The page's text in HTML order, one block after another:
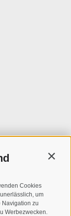
Cookies
um
zu
Werbezwecken.